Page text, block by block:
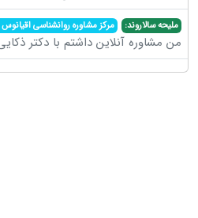
ملیحه سالاروند: مرکز مشاوره روانشناسی اقیانوس
من مشاوره آنلاین داشتم با دکتر